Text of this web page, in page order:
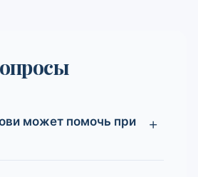
может помочь при